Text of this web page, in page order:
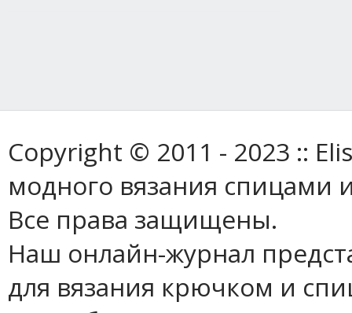
Copyright © 2011 - 2023 ::
модного вязания спицами
Все права защищены.
Наш онлайн-журнал
для вязания крючком и